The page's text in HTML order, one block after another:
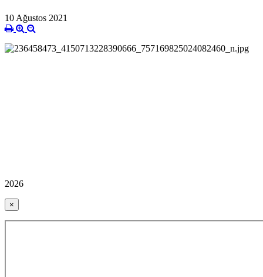
10 Ağustos 2021
2026
×